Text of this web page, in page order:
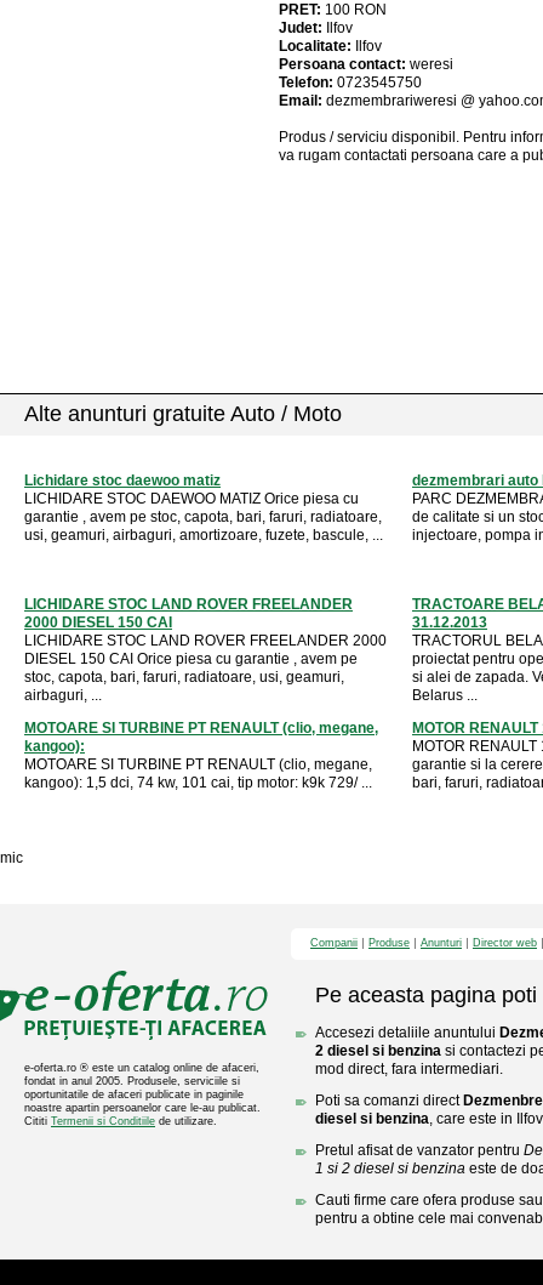
PRET: 100 RON
Judet:
Ilfov
Localitate:
Ilfov
Persoana contact: weresi
Telefon: 0723545750
Email: dezmembrariweresi @
Produs / serviciu disponibil . Pentru
va rugam contactati persoana care a
Alte anunturi gratuite Auto / Moto
Lichidare stoc daewoo matiz
LICHIDARE STOC DAEWOO MATIZ Orice piesa cu
garantie , avem pe stoc, capota, bari, faruri, radiatoare,
usi, geamuri, airbaguri, amortizoare, fuzete, bascule, ...
dezmembrari auto
PARC
de calitate si un
injectoare, pompa
LICHIDARE STOC LAND ROVER FREELANDER
2000 DIESEL 150 CAI
LICHIDARE STOC LAND ROVER FREELANDER 2000
DIESEL 150 CAI Orice piesa cu garantie , avem pe
stoc, capota, bari, faruri, radiatoare, usi, geamuri,
airbaguri, ...
TRACTOARE
31.12.2013
TRACTORUL
proiectat pentru
si alei de zapada.
Belarus ...
MOTOARE SI TURBINE PT RENAULT (clio, megane,
kangoo):
MOTOARE SI TURBINE PT RENAULT (clio, megane,
kangoo): 1,5 dci, 74 kw, 101 cai, tip motor: k9k 729/ ...
MOTOR
MOTOR
garantie si la
bari, faruri,
mic
e-oferta.ro ® este un catalog online de afaceri,
fondat in anul 2005. Produsele, serviciile si
oportunitatile de afaceri publicate in paginile
noastre apartin persoanelor care le-au publicat.
Cititi Termenii si Conditiile de utilizare.
Companii Produse Anunturi Director web
Pe aceasta pagina poti
Accesezi detaliile anuntului
2 diesel si benzina si contactezi
mod direct, fara intermediari.
Poti sa comanzi direct
diesel si benzina, care este in
Pretul afisat de vanzator pentru
1 si 2 diesel si benzina este de
Cauti firme care ofera produse
pentru a obtine cele mai